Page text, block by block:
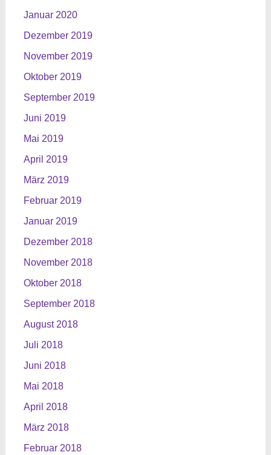
Januar 2020
Dezember 2019
November 2019
Oktober 2019
September 2019
Juni 2019
Mai 2019
April 2019
März 2019
Februar 2019
Januar 2019
Dezember 2018
November 2018
Oktober 2018
September 2018
August 2018
Juli 2018
Juni 2018
Mai 2018
April 2018
März 2018
Februar 2018